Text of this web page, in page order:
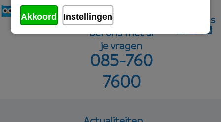
Offerte aanvragen
5,03%
Offerte aanvragen
Adviesgesprek
bel ons met al
je vragen
085-760
7600
volg ons
Akkoord Instellingen